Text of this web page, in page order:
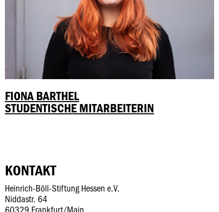
FIONA BARTHEL
STUDENTISCHE MITARBEITERIN
KONTAKT
Heinrich-Böll-Stiftung Hessen e.V.
Niddastr. 64
60329 Frankfurt/Main